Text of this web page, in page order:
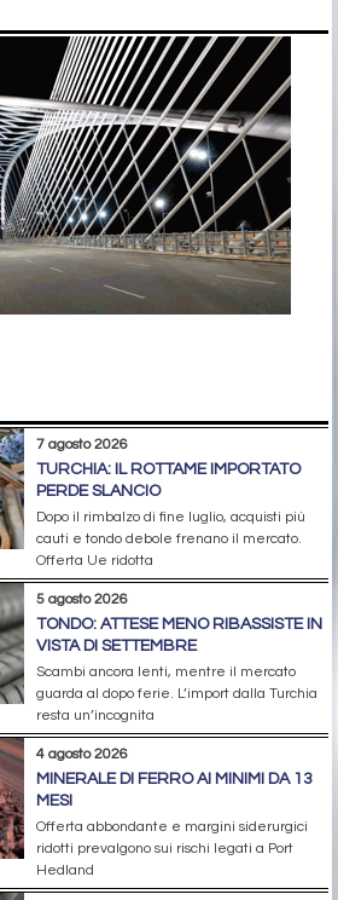
7 agosto 2026
TURCHIA: IL ROTTAME IMPORTATO
PERDE SLANCIO
Dopo il rimbalzo di fine luglio, acquisti più
cauti e tondo debole frenano il mercato.
Offerta Ue ridotta
5 agosto 2026
TONDO: ATTESE MENO RIBASSISTE IN
VISTA DI SETTEMBRE
Scambi ancora lenti, mentre il mercato
guarda al dopo ferie. L’import dalla Turchia
resta un’incognita
4 agosto 2026
MINERALE DI FERRO AI MINIMI DA 13
MESI
Offerta abbondante e margini siderurgici
ridotti prevalgono sui rischi legati a Port
Hedland